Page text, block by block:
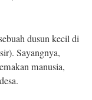
dusun kecil di
Sayangnya,
manusia,